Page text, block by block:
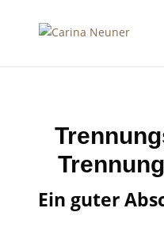
Ein guter